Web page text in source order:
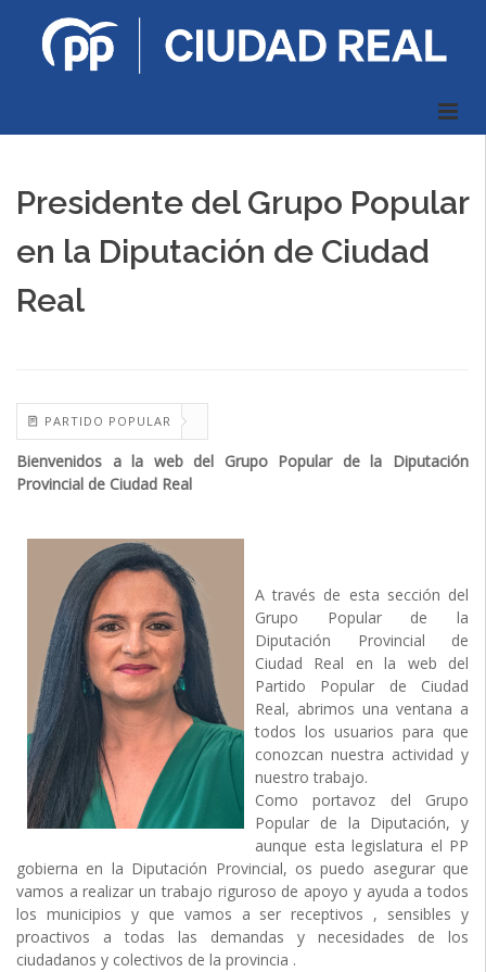
Presidente del Grupo Popular
en la Diputación de Ciudad
Real
PARTIDO POPULAR
Bienvenidos a la web del Grupo Popular de la Diputación
Provincial de Ciudad Real
A través de esta sección del
Grupo Popular de la
Diputación Provincial de
Ciudad Real en la web del
Partido Popular de Ciudad
Real, abrimos una ventana a
todos los usuarios para que
conozcan nuestra actividad y
nuestro trabajo.
Como portavoz del Grupo
Popular de la Diputación, y
aunque esta legislatura el PP
gobierna en la Diputación Provincial, os puedo asegurar que
vamos a realizar un trabajo riguroso de apoyo y ayuda a todos
los municipios y que vamos a ser receptivos , sensibles y
proactivos a todas las demandas y necesidades de los
ciudadanos y colectivos de la provincia .